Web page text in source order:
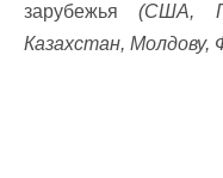
зарубежья(США,
Казахстан, Молдову,